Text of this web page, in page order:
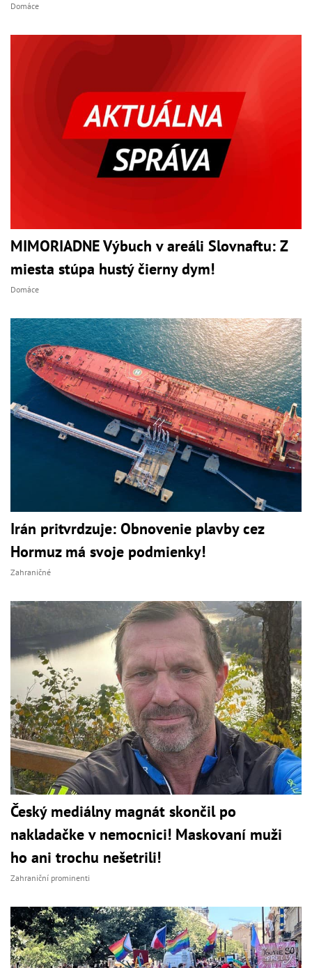
Domáce
MIMORIADNE Výbuch v areáli Slovnaftu: Z
miesta stúpa hustý čierny dym!
Domáce
Irán pritvrdzuje: Obnovenie plavby cez
Hormuz má svoje podmienky!
Zahraničné
Český mediálny magnát skončil po
nakladačke v nemocnici! Maskovaní muži
ho ani trochu nešetrili!
Zahraniční prominenti